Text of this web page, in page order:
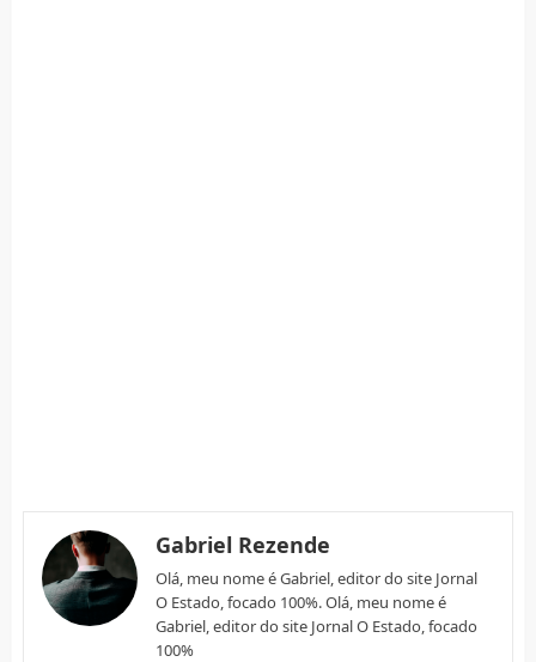
Gabriel Rezende
Olá, meu nome é Gabriel, editor do site Jornal
O Estado, focado 100%. Olá, meu nome é
Gabriel, editor do site Jornal O Estado, focado
100%